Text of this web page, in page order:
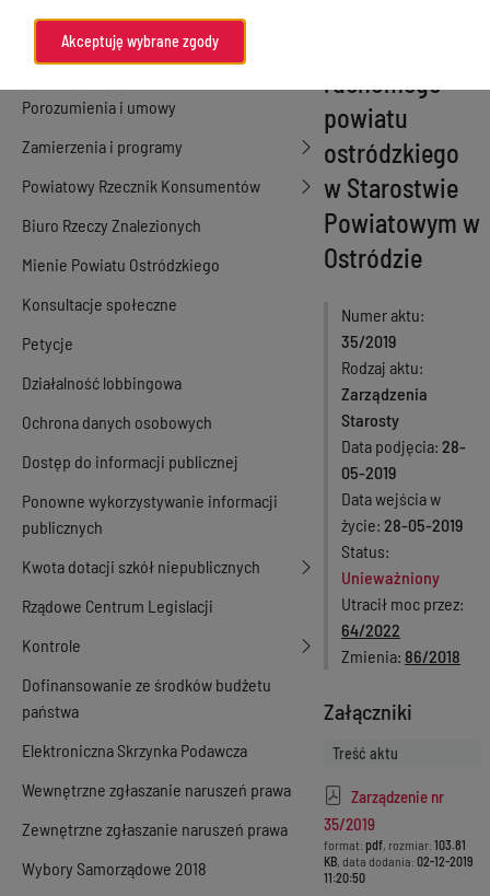
Organy Powiatu
Oświadczenia majątkowe
Porozumienia i umowy
Zamierzenia i programy
Powiatowy Rzecznik Konsumentów
Biuro Rzeczy Znalezionych
Mienie Powiatu Ostródzkiego
Konsultacje społeczne
Petycje
Działalność lobbingowa
Ochrona danych osobowych
Dostęp do informacji publicznej
Ponowne wykorzystywanie informacji
publicznych
Kwota dotacji szkół niepublicznych
Rządowe Centrum Legislacji
Kontrole
Dofinansowanie ze środków budżetu
państwa
Elektroniczna Skrzynka Podawcza
Wewnętrzne zgłaszanie naruszeń prawa
Zewnętrzne zgłaszanie naruszeń prawa
Wybory Samorządowe 2018
ruchomego
powiatu
ostródzkiego
w Starostwie
Powiatowym w
Ostródzie
Numer aktu
35/2019
Rodzaj aktu
Zarządzenia
Starosty
Data podjęcia 28-
05-2019
Data wejścia w
życie 28-05-2019
Status
Unieważniony
Utracił moc przez
64/2022
Zmienia 86/2018
Załączniki
Treść aktu
Zarządzenie nr
35/2019
format: pdf, rozmiar: 103.81
KB, data dodania: 02-12-2019
11:20:50
Akceptuję wybrane zgody